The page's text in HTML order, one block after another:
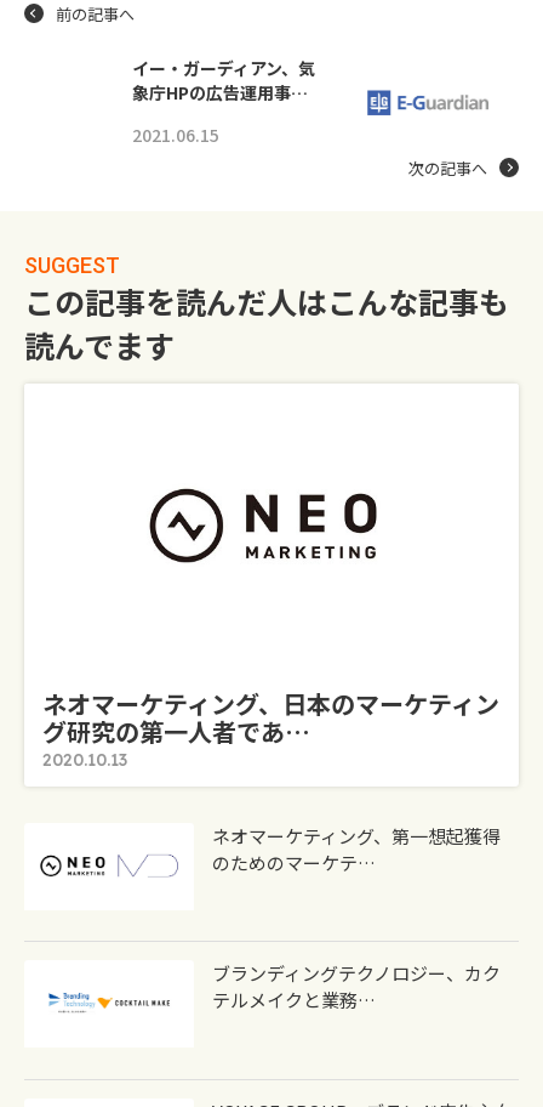
前の記事へ
イー・ガーディアン、気
象庁HPの広告運用事…
2021.06.15
次の記事へ
SUGGEST
この記事を読んだ人はこんな記事も
読んでます
ネオマーケティング、日本のマーケティン
グ研究の第一人者であ…
2020.10.13
ネオマーケティング、第一想起獲得
のためのマーケテ…
ブランディングテクノロジー、カク
テルメイクと業務…